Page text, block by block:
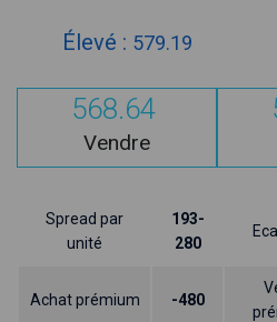
Élevé : 579.19
568.64
Vendre
Spread par
unité
193-
280
Achat prémium -480